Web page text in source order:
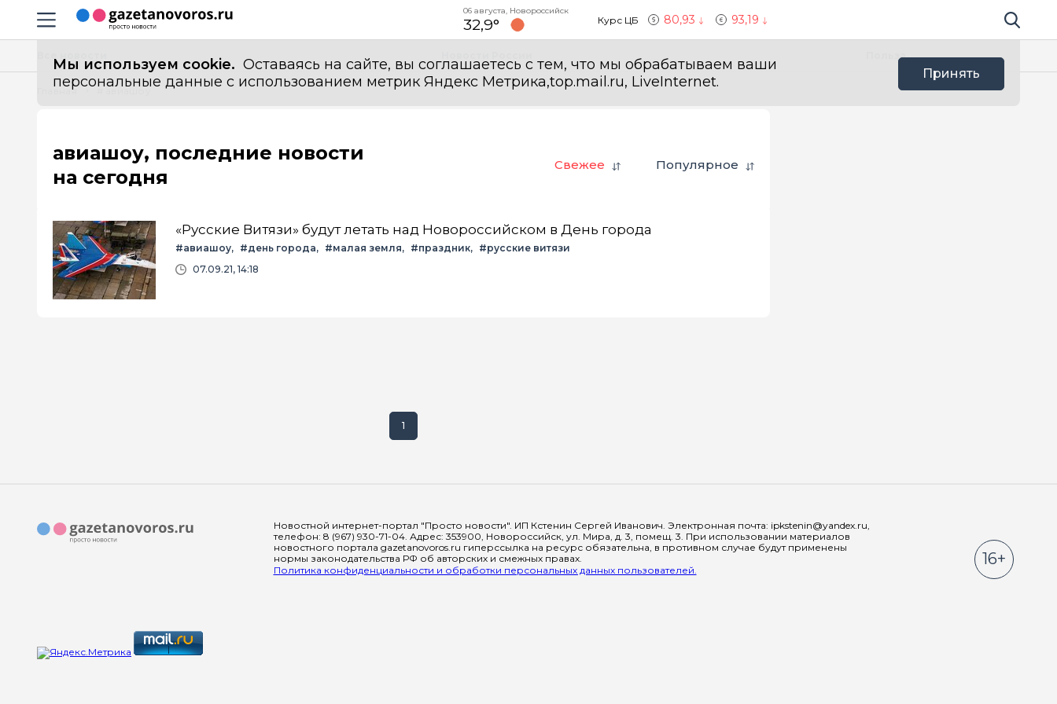
Навигация сайта
06 августа, Новороссийск
32,9° Курс ЦБ 80,93 93,19 Поиск по
Мы используем cookie. Оставаясь на сайте, вы соглашаетесь с тем, что мы обрабатываем ваши
персональные данные с использованием метрик Яндекс Метрика,top.mail.ru, LiveInternet.
Принять
Польза
Главная # авиашоу
авиашоу, последние новости
на сегодня
Свежее Популярное
«Русские Витязи» будут летать над Новороссийском в День города
#авиашоу #день города #малая земля #праздник
#русские витязи
07.09.21, 14:18
1
Новостной интернет-портал "Просто новости". ИП Кстенин Сергей Иванович. Электронная почта: ipkstenin@yandex.ru,
телефон: 8 (967) 930-71-04. Адрес: 353900, Новороссийск, ул. Мира, д. 3, помещ. 3. При использовании материалов
новостного портала gazetanovoros.ru гиперссылка на ресурс обязательна, в противном случае будут применены
нормы законодательства РФ об авторских и смежных правах.
Политика конфиденциальности и обработки персональных данных пользователей.
16+